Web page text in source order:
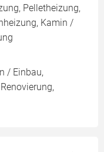
Pelletheizung,
Kamin /
/ Einbau,